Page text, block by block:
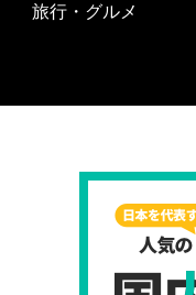
旅行・グルメ